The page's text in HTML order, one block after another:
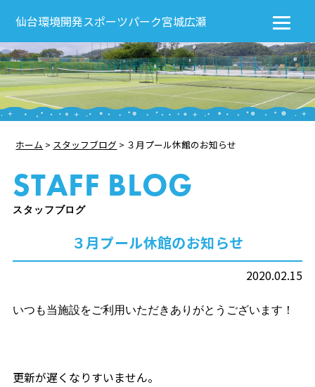
ホーム > スタッフブログ > ３月プール休館のお知らせ
STAFF BLOG
スタッフブログ
３月プール休館のお知らせ
2020.02.15
いつも当施設をご利用いただきありがとうございます！
更新が遅くなりすいません。
仙台環境開発スポーツパーク宮城広瀬